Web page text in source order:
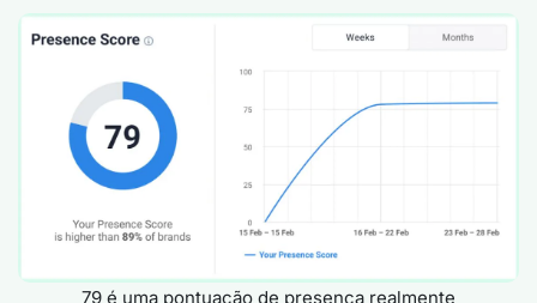
79 é uma pontuação de presença realmente